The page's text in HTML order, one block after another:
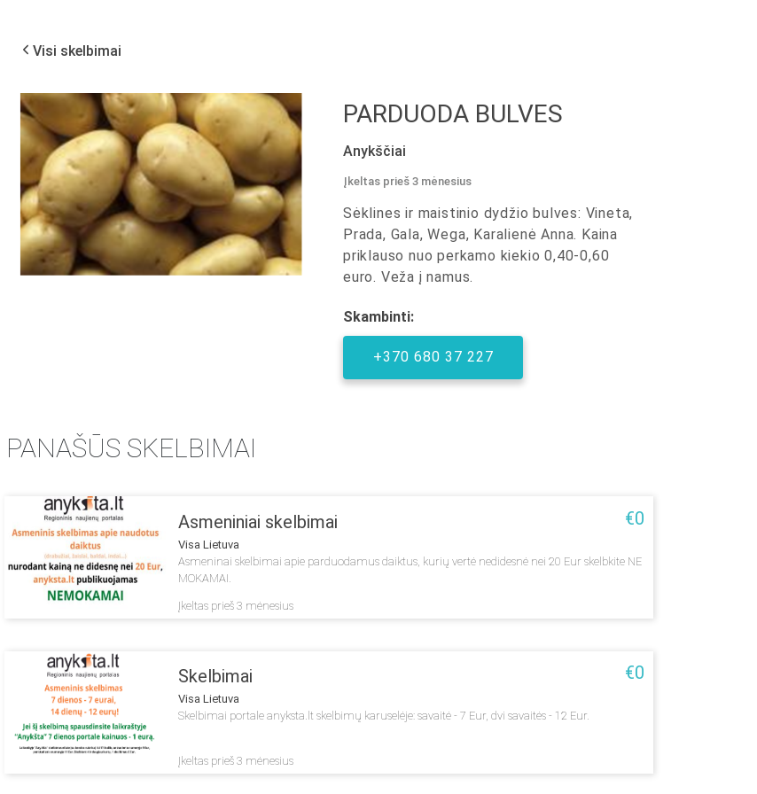
Visi skelbimai
PARDUODA BULVES
Anykščiai
Įkeltas prieš 3 mėnesius
Sėklines ir maistinio dydžio bulves: Vineta,
Prada, Gala, Wega, Karalienė Anna. Kaina
priklauso nuo perkamo kiekio 0,40-0,60
euro. Veža į namus.
Skambinti:
+370 680 37 227
PANAŠŪS SKELBIMAI
Asmeniniai skelbimai €0
Visa Lietuva
Asmeninai skelbimai apie parduodamus daiktus, kurių vertė nedidesnė nei 20 Eur skelbkite NE
MOKAMAI.
Įkeltas prieš 3 mėnesius
Skelbimai €0
Visa Lietuva
Skelbimai portale anyksta.lt skelbimų karuselėje: savaitė - 7 Eur, dvi savaitės - 12 Eur.
Įkeltas prieš 3 mėnesius